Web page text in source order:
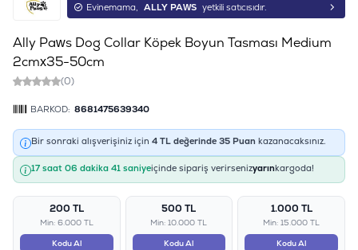
Evinemama, ALLY PAWS yetkili satıcısıdır.
Ally Paws Dog Collar Köpek Boyun Tasması Medium
2cmx35-50cm
(0)
BARKOD: 8681475639340
Bir sonraki alışverişiniz için 4 TL değerinde 35 Puan kazanacaksınız.
17 saat 06 dakika 40 saniyeiçinde sipariş verirsenizyarınkargoda!
200 TL
Min: 6.000 TL
Kodu Al
500 TL
Min: 10.000 TL
Kodu Al
1.000 TL
Min: 15.000 TL
Kodu Al